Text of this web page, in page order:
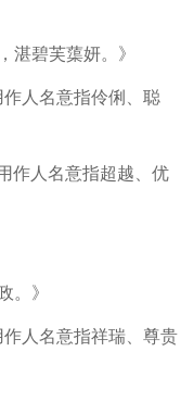
碧芙蕖妍。》
人名意指伶俐、聪
作人名意指超越、优
。》
人名意指祥瑞、尊贵